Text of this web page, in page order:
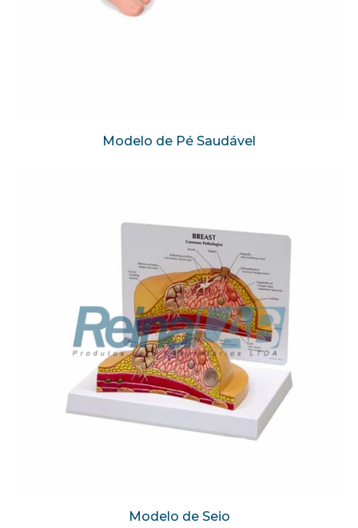
Modelo de Pé Saudável
Modelo de Seio